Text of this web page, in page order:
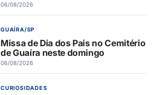
06/08/2026
GUAÍRA/SP
Missa de Dia dos Pais no Cemitério
de Guaíra neste domingo
06/08/2026
CURIOSIDADES